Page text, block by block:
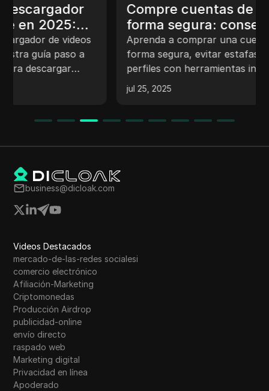
Compre cuentas de Reddit de
forma segura: consejos, riesgos y
herramientas inteligentes
Aprenda a comprar una cuenta de Reddit de
forma segura, evitar estafas, administrar
perfiles con herramientas inteligentes y
proteger varias cuentas de prohibiciones.
business@dicloak.com
Videos Destacados
mercado-de-las-redes socialesi
comercio electrónico
Afiliación-Marketing
Criptomonedas
Producción Airdrop
publicidad-online
envío directo
raspado web
Marketing digital
Privacidad en línea
Apoderado